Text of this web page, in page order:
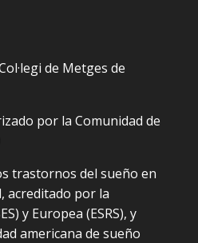
de Metges de
por la Comunidad de
trastornos del sueño en
acreditado por la
y Europea (ESRS), y
americana de sueño